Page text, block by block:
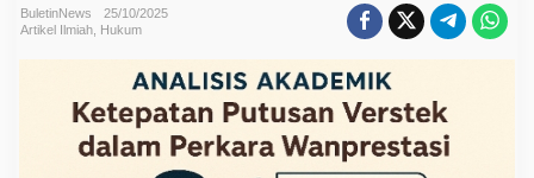
a
d
e
m
k
,
BuletinNews
25/10/2025
Artikel Ilmiah Hukum